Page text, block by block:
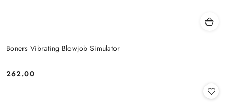
Boners Vibrating Blowjob Simulator
Cena:
262.00